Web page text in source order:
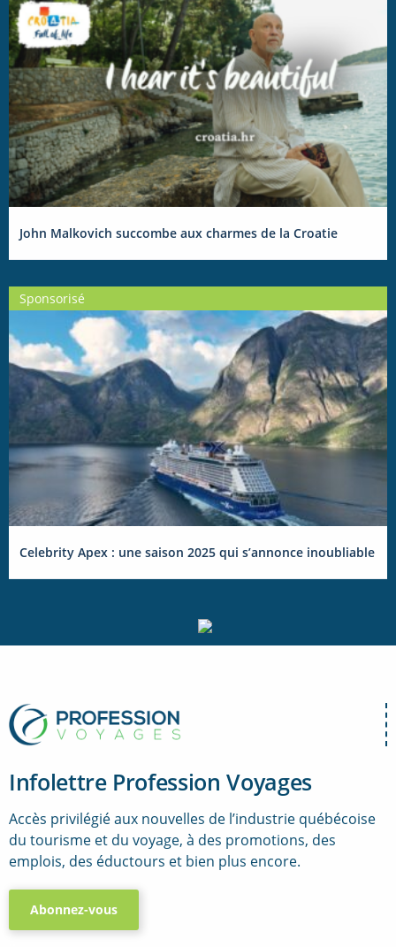
John Malkovich succombe aux charmes de la Croatie
Sponsorisé
Celebrity Apex : une saison 2025 qui s’annonce inoubliable
Infolettre Profession Voyages
Accès privilégié aux nouvelles de l’industrie québécoise
du tourisme et du voyage, à des promotions, des
emplois, des éductours et bien plus encore.
Abonnez-vous